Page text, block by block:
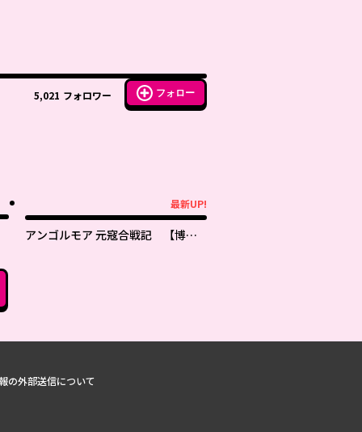
5,021 フォロワー フォロー
最新UP!
アンゴルモア 元寇合戦記 【博多
の外部送信について